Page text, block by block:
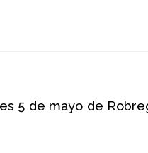
5 de mayo de